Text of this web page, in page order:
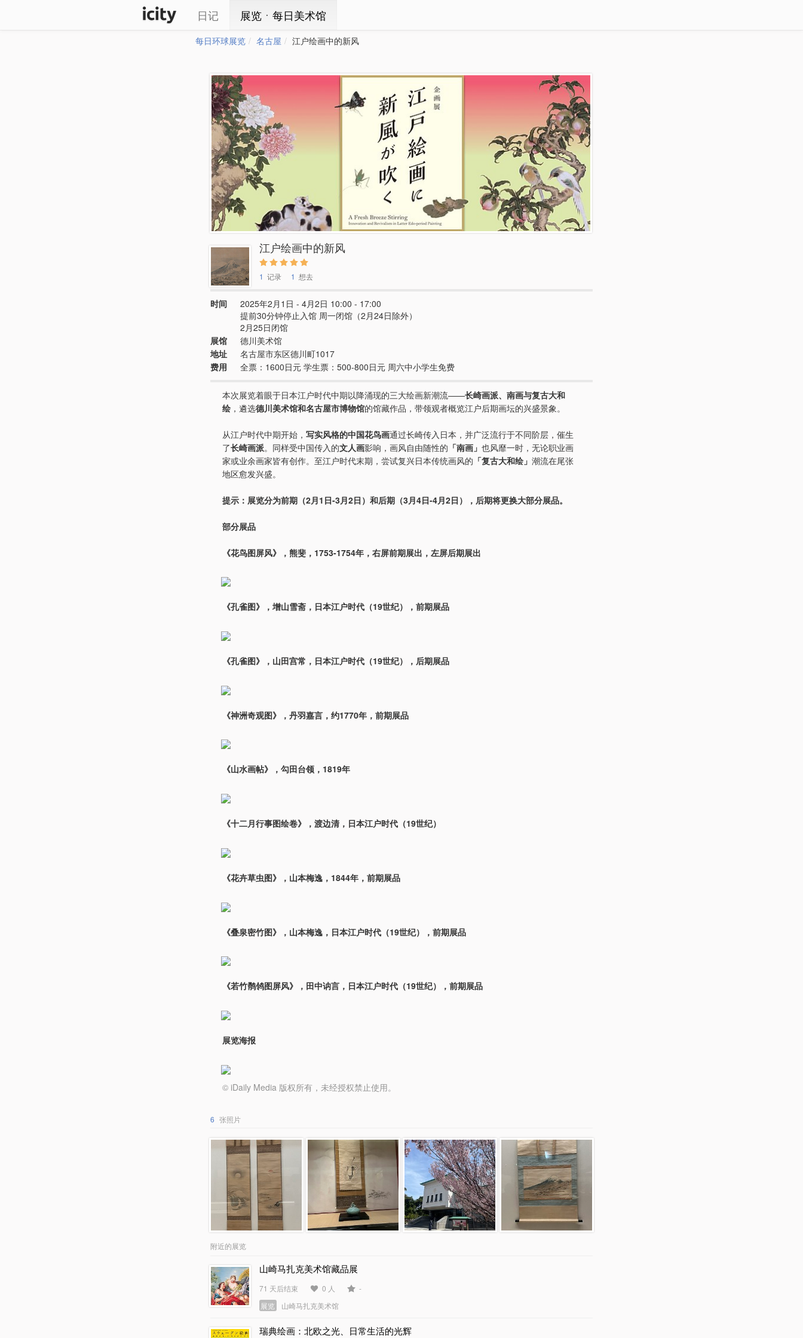
日记 展览ㆍ每日美术馆
每日环球展览 名古屋 江户绘画中的新风
江户绘画中的新风
1 记录 1 想去
时间
2025年2月1日 - 4月2日 10:00 - 17:00
提前30分钟停止入馆 周一闭馆（2月24日除外）
2月25日闭馆
展馆
德川美术馆
地址
名古屋市东区德川町1017
费用
全票：1600日元 学生票：500-800日元 周六中小学生免费
本次展览着眼于日本江户时代中期以降涌现的三大绘画新潮流——长崎画派、南画与复古大和
绘 ，遴选德川美术馆和名古屋市博物馆的馆藏作品，带领观者概览江户后期画坛的兴盛景象。
从江户时代中期开始， 写实风格的中国花鸟画通过长崎传入日本，并广泛流行于不同阶层，催生
了长崎画派。同样受中国传入的文人画影响，画风自由随性的 「南画」 也风靡一时，无论职业画
家或业余画家皆有创作。至江户时代末期，尝试复兴日本传统画风的 「复古大和绘」 潮流在尾张
地区愈发兴盛。
提示：展览分为前期（2月1日-3月2日）和后期（3月4日-4月2日），后期将更换大部分展品。
部分展品
《花鸟图屏风》，熊斐，1753-1754年，右屏前期展出，左屏后期展出
《孔雀图》，增山雪斋，日本江户时代（19世纪），前期展品
《孔雀图》，山田宫常，日本江户时代（19世纪），后期展品
《神洲奇观图》，丹羽嘉言，约1770年，前期展品
《山水画帖》，勾田台领，1819年
《十二月行事图绘卷》，渡边清，日本江户时代（19世纪）
《花卉草虫图》，山本梅逸，1844年，前期展品
《叠泉密竹图》，山本梅逸，日本江户时代（19世纪），前期展品
《若竹鹡鸰图屏风》，田中讷言，日本江户时代（19世纪），前期展品
展览海报
© iDaily Media 版权所有，未经授权禁止使用。
6 张照片
附近的展览
山崎马扎克美术馆藏品展
71 天后结束 0 人
-
展览
山崎马扎克美术馆
瑞典绘画：北欧之光、日常生活的光辉